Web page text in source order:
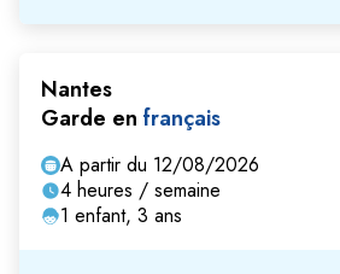
Nantes
Garde en français
A partir du 12/08/2026
4 heures / semaine
1 enfant, 3 ans